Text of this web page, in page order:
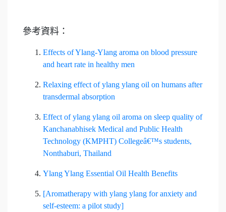
參考資料：
Effects of Ylang-Ylang aroma on blood pressure
and heart rate in healthy men
Relaxing effect of ylang ylang oil on humans after
transdermal absorption
Effect of ylang ylang oil aroma on sleep quality of
Kanchanabhisek Medical and Public Health
Technology (KMPHT) Collegeâ€™s students,
Nonthaburi, Thailand
Ylang Ylang Essential Oil Health Benefits
[Aromatherapy with ylang ylang for anxiety and
self-esteem: a pilot study]